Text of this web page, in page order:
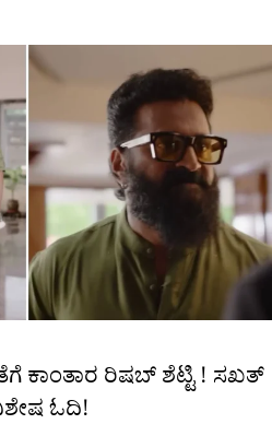
ಕಾಂತಾರ ರಿಷಬ್​ ಶೆಟ್ಟಿ ! ಸಖತ್
ಓದಿ!